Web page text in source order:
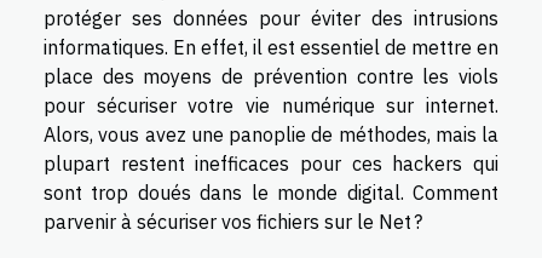
protéger ses données pour éviter des intrusions
informatiques. En effet, il est essentiel de mettre en
place des moyens de prévention contre les viols
pour sécuriser votre vie numérique sur internet.
Alors, vous avez une panoplie de méthodes, mais la
plupart restent inefficaces pour ces hackers qui
sont trop doués dans le monde digital. Comment
parvenir à sécuriser vos fichiers sur le Net ?